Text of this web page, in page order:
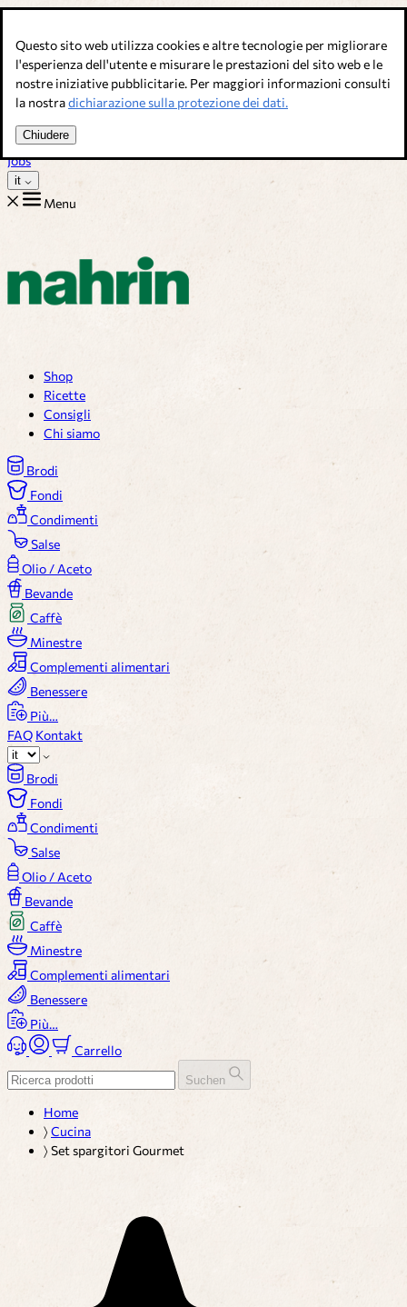
Questo sito web utilizza cookies e altre tecnologie per migliorare
l'esperienza dell'utente e misurare le prestazioni del sito web e le
nostre iniziative pubblicitarie. Per maggiori informazioni consulti
la nostradichiarazione sulla protezione dei dati.
Chiudere
Brodi, condimenti & complementi alimentari. Qualità svizzera.
Assistenza Clienti
Ricette
Consigli
Chi siamo
Jobs
it
Menu
Shop
Ricette
Consigli
Chi siamo
Brodi
Fondi
Condimenti
Salse
Olio / Aceto
Bevande
Caffè
Minestre
Complementi alimentari
Benessere
Più…
FAQ Kontakt
Brodi
Fondi
Condimenti
Salse
Olio / Aceto
Bevande
Caffè
Minestre
Complementi alimentari
Benessere
Più…
Carrello
Suchen
Home
〉Cucina
〉Set spargitori Gourmet